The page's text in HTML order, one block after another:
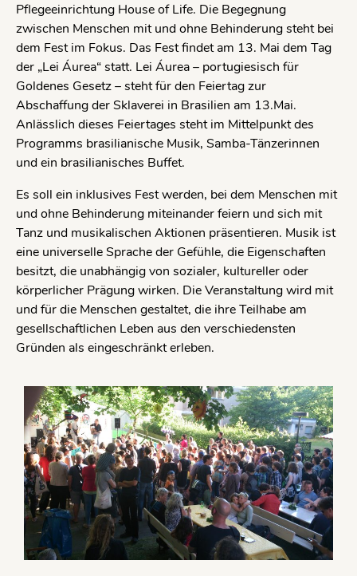
Pflegeeinrichtung House of Life. Die Begegnung
zwischen Menschen mit und ohne Behinderung steht bei
dem Fest im Fokus. Das Fest findet am 13. Mai dem Tag
der „Lei Áurea“ statt. Lei Áurea – portugiesisch für
Goldenes Gesetz – steht für den Feiertag zur
Abschaffung der Sklaverei in Brasilien am 13.Mai.
Anlässlich dieses Feiertages steht im Mittelpunkt des
Programms brasilianische Musik, Samba-Tänzerinnen
und ein brasilianisches Buffet.
Es soll ein inklusives Fest werden, bei dem Menschen mit
und ohne Behinderung miteinander feiern und sich mit
Tanz und musikalischen Aktionen präsentieren. Musik ist
eine universelle Sprache der Gefühle, die Eigenschaften
besitzt, die unabhängig von sozialer, kultureller oder
körperlicher Prägung wirken. Die Veranstaltung wird mit
und für die Menschen gestaltet, die ihre Teilhabe am
gesellschaftlichen Leben aus den verschiedensten
Gründen als eingeschränkt erleben.